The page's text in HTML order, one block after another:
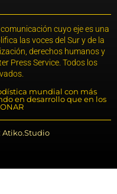
cuyo eje es una
las voces del Sur y de la
derechos humanos y
Press Service. Todos los
mundial con más
en desarrollo que en los
Atiko.Studio